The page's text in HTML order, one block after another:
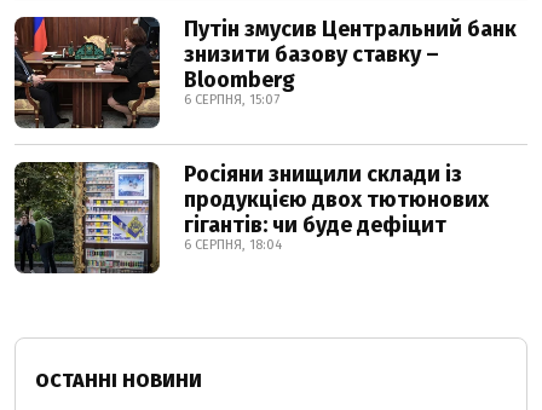
Путін змусив Центральний банк
знизити базову ставку –
Bloomberg
6 СЕРПНЯ, 15:07
Росіяни знищили склади із
продукцією двох тютюнових
гігантів: чи буде дефіцит
6 СЕРПНЯ, 18:04
ОСТАННІ НОВИНИ